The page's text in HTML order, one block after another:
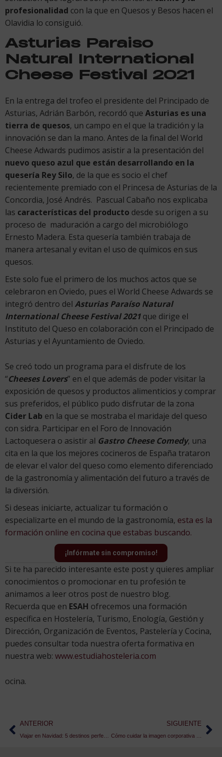
profesionalidad con la que en Quesos y Besos hacen el
Olavidia lo consiguió.
Asturias Paraiso
Natural International
Cheese Festival 2021
En la entrega del trofeo el presidente del Principado de
Asturias, Adrián Barbón, recordó que Asturias es una
tierra de quesos, un campo en el que la tradición y la
innovación se dan la mano. Antes de la final del World
Cheese Adwards pudimos asistir a la presentación del
nuevo queso azul que están desarrollando en la
quesería Rey Silo, de la que es socio el chef
recientemente premiado con el Princesa de Asturias de la
Concordia, José Andrés. Pascual Cabaño nos explicaba
las características del producto desde su origen a su
proceso de maduración a cargo del microbiólogo
Ernesto Madera. Esta quesería también trabaja de
manera artesanal y evitan el uso de químicos en sus
quesos.
Este solo fue el primero de los muchos actos que se
celebraron en Oviedo, pues el World Cheese Adwards se
integró dentro del Asturias Paraíso Natural
International Cheese Festival 2021 que dirige el
Instituto del Queso en colaboración con el Principado de
Asturias y el Ayuntamiento de Oviedo.
Se creó todo un programa para el disfrute de los
“Cheeses Lovers” en el que además de poder visitar la
exposición de quesos y productos alimenticios y comprar
sus preferidos, el público pudo disfrutar de la zona
Cider Lab en la que se mostraba el maridaje del queso
con sidra. Participar en el Foro de Innovación
Lactoquesera o asistir al Gastro Cheese Comedy, una
cita en la que los mejores cocineros de España trataron
de elevar el valor del queso como elemento diferenciado
de la gastronomía y alimentación del futuro a través de
la diversión.
Si deseas iniciarte, actualizar tu formación o
especializarte en el mundo de la gastronomía, esta es la
formación online en cocina que estabas buscando.
¡Infórmate sin compromiso!
Si te ha parecido interesante este post y quieres ampliar
conocimientos o promocionar en tu profesión te
animamos a leer otros post de nuestro blog.
Recuerda que en ESAH ofrecemos una formación
específica en Hostelería, Turismo, Enología, Gestión y
Dirección, Organización de Eventos, Pastelería y Cocina,
puedes consultar toda nuestra oferta formativa en
nuestra web: www.estudiahosteleria.com
ocina.
ANTERIOR SIGUIENTE